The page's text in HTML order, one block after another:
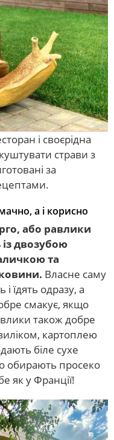
і своєрідна
страви з
за
а і корисно
або равлики
із двозубою
та
Власне саму
їдять одразу, а
смакує, якщо
також добре
картоплею
біле сухе
обирають просеко
як у Франції!